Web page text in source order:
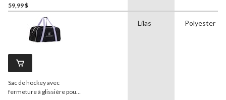
junior, noir, 30 po
59,99 $
Sac de hockey avec
fermeture à glissière pour
Lilas Polyester